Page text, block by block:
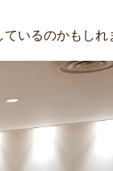
いるのかもしれ